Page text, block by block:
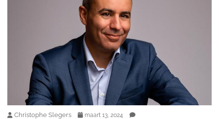
Christophe Slegers maart 13, 2024